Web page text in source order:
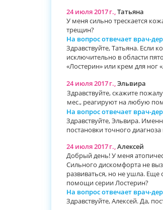
24 июля 2017 г.,Татьяна
У меня сильно трескается
трещин?
На вопрос отвечает врач-
Здравствуйте, Татьяна. Если
исключительно в области
«Лостерин» или крем для ног
24 июля 2017 г.,Эльвира
Здравствуйте, скажите
мес., реагируют на любую
На вопрос отвечает врач-
Здравствуйте, Эльвира.
постановки точного
24 июля 2017 г.,Алексей
Добрый день! У меня
Сильного дискомфорта не
развиваться, но не ушла.
помощи серии Лостерин?
На вопрос отвечает врач-
Здравствуйте, Алексей. Да,